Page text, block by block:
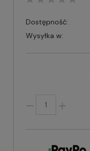
Dostępność:
Wysyłka w: